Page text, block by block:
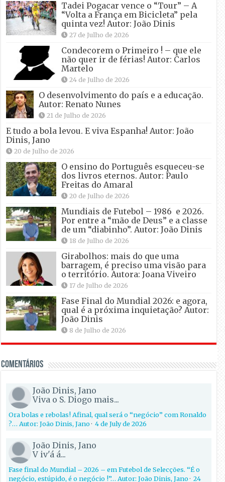
Tadei Pogacar vence o “Tour” – A
“Volta a França em Bicicleta” pela
quinta vez! Autor: João Dinis
27 de Julho de 2026
Condecorem o Primeiro ! – que ele
não quer ir de férias! Autor: Carlos
Martelo
24 de Julho de 2026
O desenvolvimento do país e a educação.
Autor: Renato Nunes
21 de Julho de 2026
E tudo a bola levou. E viva Espanha! Autor: João
Dinis, Jano
20 de Julho de 2026
O ensino do Português esqueceu-se
dos livros eternos. Autor: Paulo
Freitas do Amaral
20 de Julho de 2026
Mundiais de Futebol – 1986 e 2026.
Por entre a “mão de Deus” e a classe
de um “diabinho”. Autor: João Dinis
18 de Julho de 2026
Girabolhos: mais do que uma
barragem, é preciso uma visão para
o território. Autora: Joana Viveiro
17 de Julho de 2026
Fase Final do Mundial 2026: e agora,
qual é a próxima inquietação? Autor:
João Dinis
8 de Julho de 2026
Comentários
João Dinis, Jano
Viva o S. Diogo mais...
Ora bolas e rebolas! Afinal, qual será o “negócio” com Ronaldo
?… Autor: João Dinis, Jano·4 de July de 2026
João Dinis, Jano
V iv'á á...
Fase final do Mundial – 2026 – em Futebol de Selecções. “É o
negócio, estúpido, é o negócio !”… Autor: João Dinis, Jano·24